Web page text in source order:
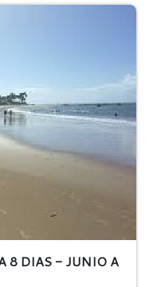
8 DIAS - JUNIO A